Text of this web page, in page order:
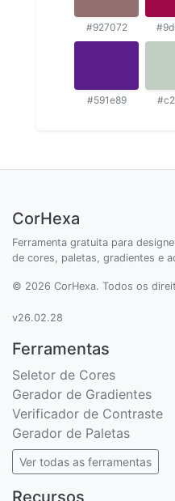
#927072
#591e89
CorHexa
Ferramenta gratuita para
de cores, paletas, gradientes e
© 2026 CorHexa. Todos os
v26.02.28
Ferramentas
Seletor de Cores
Gerador de Gradientes
Verificador de Contraste
Gerador de Paletas
Ver todas as ferramentas
Recursos